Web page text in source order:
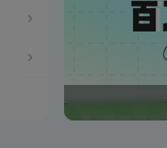
电
项目经理/管理
机械